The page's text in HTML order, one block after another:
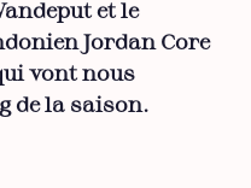
et le
Jordan Core
vont nous
de la saison.